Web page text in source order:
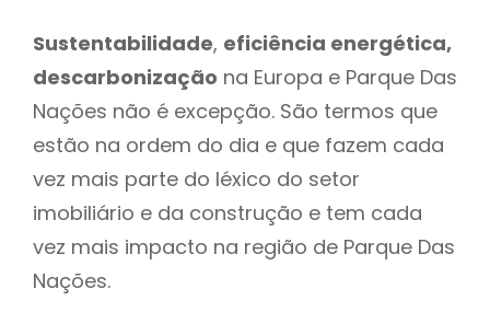
Sustentabilidade, eficiência energética,
descarbonização na Europa e Parque Das
Nações não é excepção. São termos que
estão na ordem do dia e que fazem cada
vez mais parte do léxico do setor
imobiliário e da construção e tem cada
vez mais impacto na região de Parque Das
Nações.